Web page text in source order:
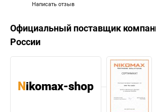
Написать отзыв
Официальный поставщик
России